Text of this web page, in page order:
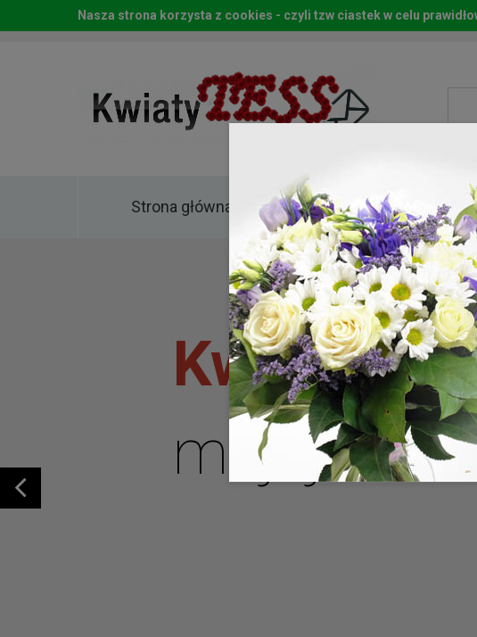
Strona główna Kwiaty
Kwiaty dla
mojej
Nasza strona korzysta z cookies - czyli tzw ciastek w celu